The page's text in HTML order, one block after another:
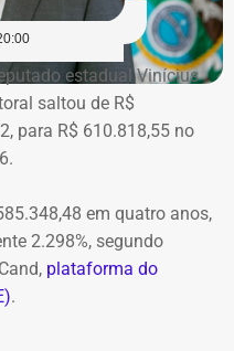
estadual Vinícius
saltou de R$
para R$ 610.818,55 no
em quatro anos,
2.298%, segundo
plataforma do
.